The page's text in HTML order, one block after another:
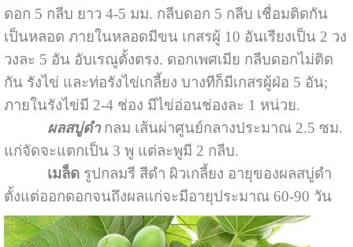
ดอก 5 กลีบ ยาว 4-5 มม. กลีบดอก 5 กลีบ เชื่อมติดกัน
เป็นหลอด ภายในหลอดมีขน เกสรผู้ 10 อันเรียงเป็น 2 วง
วงละ 5 อัน อับเรณูตั้งตรง. ดอกเพศเมีย กลีบดอกไม่ติด
กัน รังไข่ และท่อรังไข่เกลี้ยง บางทีก็มีเกสรผู้ฝ่อ 5 อัน;
ภายในรังไข่มี 2-4 ช่อง มีไข่อ่อนช่องละ 1 หน่วย.
ผลสบู่ดำกลม เส้นผ่าศูนย์กลางประมาณ 2.5 ซม.
แก่จัดจะแตกเป็น 3 พู แต่ละพูมี 2 กลีบ.
เมล็ดรูปกลมรี สีดำ ผิวเกลี้ยง อายุของผลสบู่ดำ
ตั้งแต่ออกดอกจนถึงผลแก่จะมีอายุประมาณ 60-90 วัน